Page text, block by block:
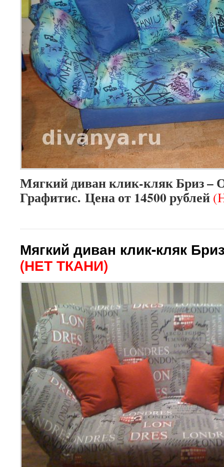
Мягкий диван клик-кляк Бриз –
Графитис. Цена от 14500 рублей
Мягкий диван клик-кляк
(НЕТ ТКАНИ)